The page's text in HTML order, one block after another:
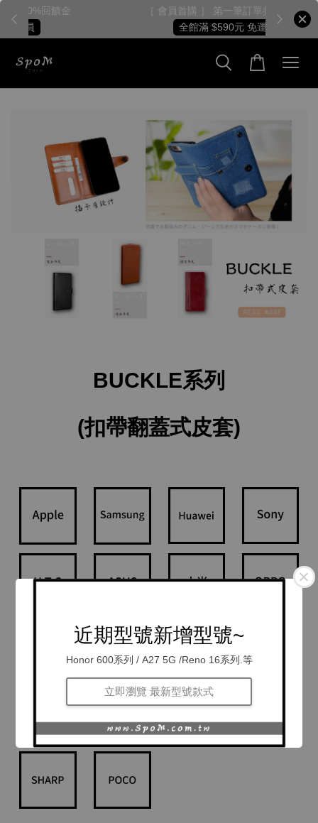
［ 會員專屬 ］ 每筆消費累積10%回饋金
[ 免費 Free ] 加入會員
［
近期型號新增型號~
Honor 600系列 / A27 5G /Reno 16系列.等
立即瀏覽 最新型號款式
BUCKLE系列
(扣帶翻蓋式皮套)